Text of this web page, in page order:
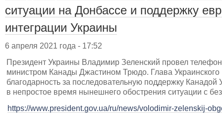
ситуации на Донбассе и поддержку
интеграции Украины
6 апреля 2021 года - 17:52
Президент Украины Владимир Зеленский провел
министром Канады Джастином Трюдо. Глава Украинского
благодарность за последовательную поддержку
в непростое время нынешнего обострения ситуации с
https://www.president.gov.ua/ru/news/volodimir-zelenskij-